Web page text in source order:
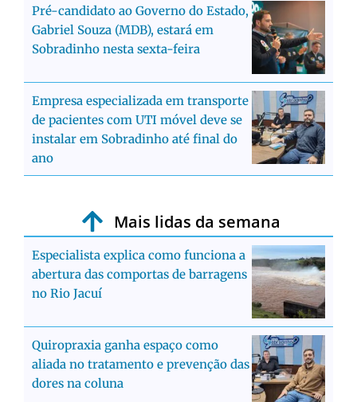
Pré-candidato ao Governo do Estado,
Gabriel Souza (MDB), estará em
Sobradinho nesta sexta-feira
Empresa especializada em transporte
de pacientes com UTI móvel deve se
instalar em Sobradinho até final do
ano
Mais lidas da semana
Especialista explica como funciona a
abertura das comportas de barragens
no Rio Jacuí
Quiropraxia ganha espaço como
aliada no tratamento e prevenção das
dores na coluna